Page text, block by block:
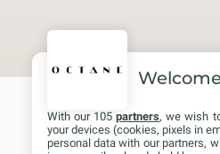
With our 105partners, we wish
your devices (cookies, pixels in
personal data with our partners,